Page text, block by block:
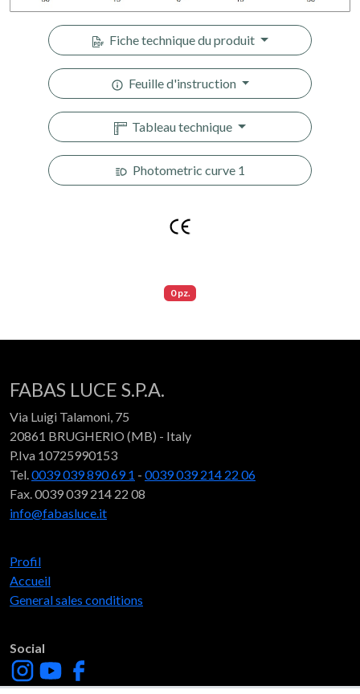
Fiche technique du produit
Feuille d'instruction
Tableau technique
Photometric curve 1
0 pz.
FABAS LUCE S.P.A.
Via Luigi Talamoni, 75
20861 BRUGHERIO (MB) - Italy
P.Iva 10725990153
Tel.0039 039 890 69 1 - 0039 039 214 22 06
Fax. 0039 039 214 22 08
info@fabasluce.it
Profil
Accueil
General sales conditions
Social